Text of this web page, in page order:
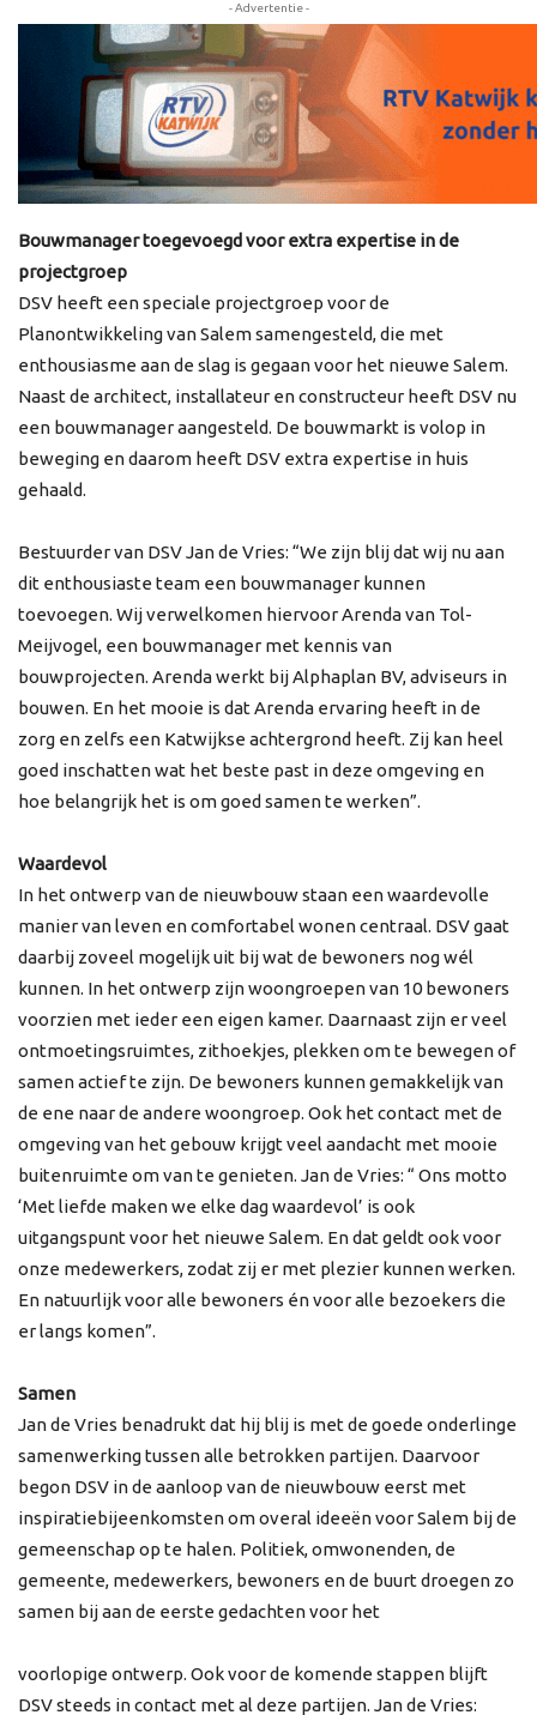
- Advertentie -
Bouwmanager toegevoegd voor extra expertise in de
projectgroep
DSV heeft een speciale projectgroep voor de
Planontwikkeling van Salem samengesteld, die met
enthousiasme aan de slag is gegaan voor het nieuwe Salem.
Naast de architect, installateur en constructeur heeft DSV nu
een bouwmanager aangesteld. De bouwmarkt is volop in
beweging en daarom heeft DSV extra expertise in huis
gehaald.
Bestuurder van DSV Jan de Vries: “We zijn blij dat wij nu aan
dit enthousiaste team een bouwmanager kunnen
toevoegen. Wij verwelkomen hiervoor Arenda van Tol-
Meijvogel, een bouwmanager met kennis van
bouwprojecten. Arenda werkt bij Alphaplan BV, adviseurs in
bouwen. En het mooie is dat Arenda ervaring heeft in de
zorg en zelfs een Katwijkse achtergrond heeft. Zij kan heel
goed inschatten wat het beste past in deze omgeving en
hoe belangrijk het is om goed samen te werken”.
Waardevol
In het ontwerp van de nieuwbouw staan een waardevolle
manier van leven en comfortabel wonen centraal. DSV gaat
daarbij zoveel mogelijk uit bij wat de bewoners nog wél
kunnen. In het ontwerp zijn woongroepen van 10 bewoners
voorzien met ieder een eigen kamer. Daarnaast zijn er veel
ontmoetingsruimtes, zithoekjes, plekken om te bewegen of
samen actief te zijn. De bewoners kunnen gemakkelijk van
de ene naar de andere woongroep. Ook het contact met de
omgeving van het gebouw krijgt veel aandacht met mooie
buitenruimte om van te genieten. Jan de Vries: “ Ons motto
‘Met liefde maken we elke dag waardevol’ is ook
uitgangspunt voor het nieuwe Salem. En dat geldt ook voor
onze medewerkers, zodat zij er met plezier kunnen werken.
En natuurlijk voor alle bewoners én voor alle bezoekers die
er langs komen”.
Samen
Jan de Vries benadrukt dat hij blij is met de goede onderlinge
samenwerking tussen alle betrokken partijen. Daarvoor
begon DSV in de aanloop van de nieuwbouw eerst met
inspiratiebijeenkomsten om overal ideeën voor Salem bij de
gemeenschap op te halen. Politiek, omwonenden, de
gemeente, medewerkers, bewoners en de buurt droegen zo
samen bij aan de eerste gedachten voor het
voorlopige ontwerp. Ook voor de komende stappen blijft
DSV steeds in contact met al deze partijen. Jan de Vries: